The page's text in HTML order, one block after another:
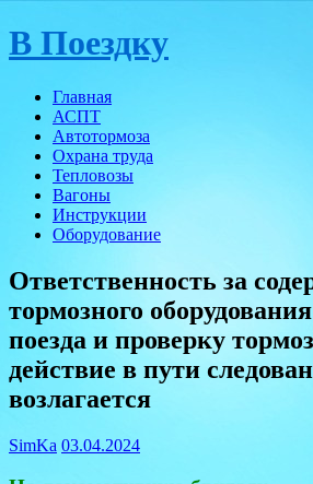
Skip
to
В Поездку
Главная
АСПТ
Автотормоза
Охрана труда
Тепловозы
Вагоны
Инструкции
Оборудование
Ответственность за
тормозного
поезда и проверку
действие в пути
возлагается
SimKa 03.04.2024